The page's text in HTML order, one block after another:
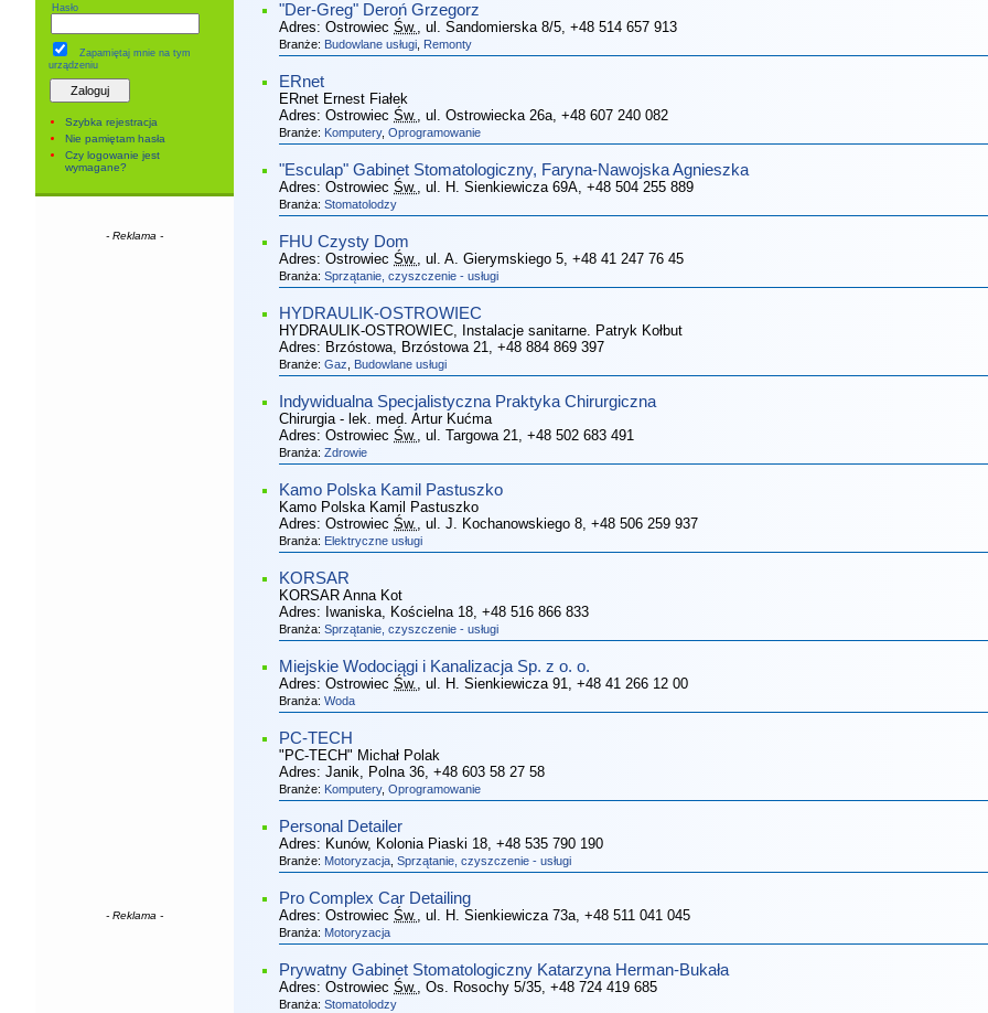
Hasło
Zapamiętaj mniena tym
urządzeniu
Szybka rejestracja
Nie pamiętam hasła
Czy logowanie jest
wymagane?
- Reklama -
- Reklama -
"Der-Greg" Deroń Grzegorz
Adres: Ostrowiec Św., ul. Sandomierska 8/5, +48 514 657 913
Branże: Budowlane usługi Remonty
ERnet
ERnet Ernest Fiałek
Adres: Ostrowiec Św., ul. Ostrowiecka 26a, +48 607 240 082
Branże: Komputery, Oprogramowanie
"Esculap" Gabinet Stomatologiczny, Faryna-Nawojska Agnieszka
Adres: Ostrowiec Św., ul. H. Sienkiewicza 69A, +48 504 255 889
Branża: Stomatolodzy
FHU Czysty Dom
Adres: Ostrowiec Św., ul. A. Gierymskiego 5, +48 41 247 76 45
Branża: Sprzątanie, czyszczenie - usługi
HYDRAULIK-OSTROWIEC
HYDRAULIK-OSTROWIEC, Instalacje sanitarne. Patryk Kołbut
Adres: Brzóstowa, Brzóstowa 21, +48 884 869 397
Branże: Gaz Budowlane usługi
Indywidualna Specjalistyczna Praktyka Chirurgiczna
Chirurgia - lek. med. Artur Kućma
Adres: Ostrowiec Św., ul. Targowa 21, +48 502 683 491
Branża: Zdrowie
Kamo Polska Kamil Pastuszko
Kamo Polska Kamil Pastuszko
Adres: Ostrowiec Św., ul. J. Kochanowskiego 8, +48 506 259 937
Branża: Elektryczne usługi
KORSAR
KORSAR Anna Kot
Adres: Iwaniska, Kościelna 18, +48 516 866 833
Branża: Sprzątanie, czyszczenie - usługi
Miejskie Wodociągi i Kanalizacja Sp. z o. o.
Adres: Ostrowiec Św., ul. H. Sienkiewicza 91, +48 41 266 12 00
Branża: Woda
PC-TECH
"PC-TECH" Michał Polak
Adres: Janik, Polna 36, +48 603 58 27 58
Branże: Komputery, Oprogramowanie
Personal Detailer
Adres: Kunów, Kolonia Piaski 18, +48 535 790 190
Branże: Motoryzacja Sprzątanie, czyszczenie - usługi
Pro Complex Car Detailing
Adres: Ostrowiec Św., ul. H. Sienkiewicza 73a, +48 511 041 045
Branża: Motoryzacja
Prywatny Gabinet Stomatologiczny Katarzyna Herman-Bukała
Adres: Ostrowiec Św., Os. Rosochy 5/35, +48 724 419 685
Branża: Stomatolodzy